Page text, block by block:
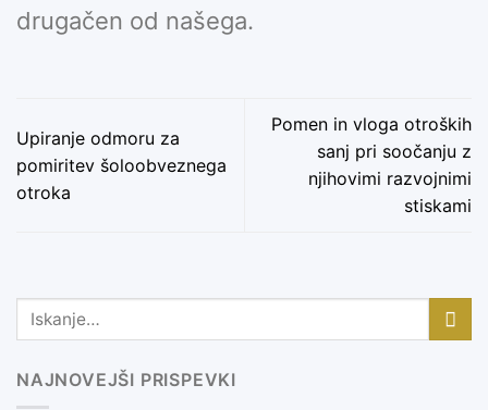
drugačen od našega.
Upiranje odmoru za
pomiritev šoloobveznega
otroka
Pomen in vloga otroških
sanj pri soočanju z
njihovimi razvojnimi
stiskami
NAJNOVEJŠI PRISPEVKI